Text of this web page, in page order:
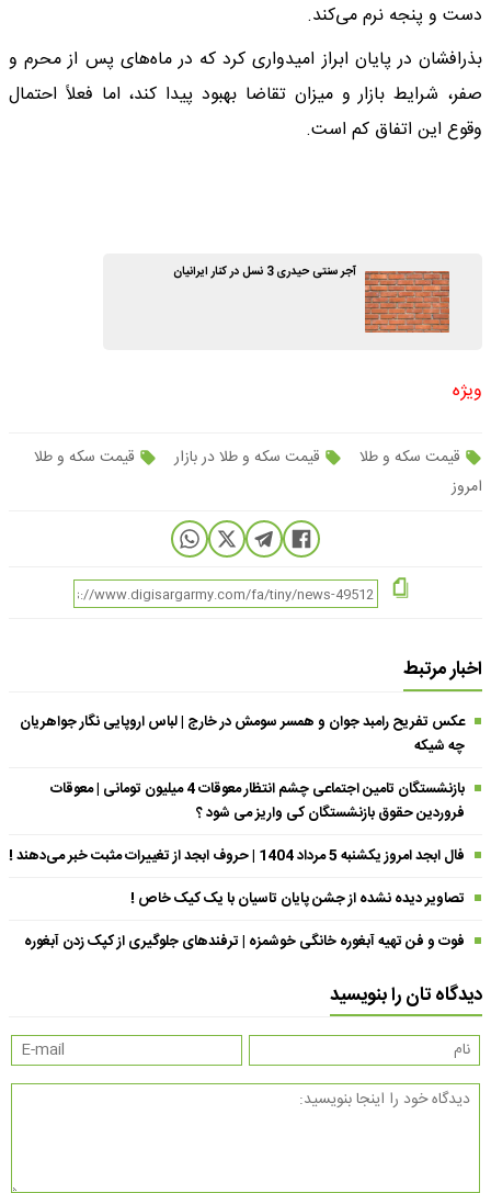
دست و پنجه نرم می‌کند.
بذرافشان در پایان ابراز امیدواری کرد که در ماه‌های پس از محرم و
صفر، شرایط بازار و میزان تقاضا بهبود پیدا کند، اما فعلاً احتمال
وقوع این اتفاق کم است.
آجر سنتی حیدری 3 نسل در کنار ایرانیان
ویژه
قیمت سکه و طلا قیمت سکه و طلا در بازار
قیمت سکه و طلا
امروز
اخبار مرتبط
عکس تفریح رامبد جوان و همسر سومش در خارج | لباس اروپایی نگار جواهریان
چه شیکه
بازنشستگان تامین اجتماعی چشم انتظار معوقات 4 میلیون تومانی | معوقات
فروردین حقوق بازنشستگان کی واریز می شود ؟
فال ابجد امروز یکشنبه 5 مرداد 1404 | حروف ابجد از تغییرات مثبت خبر می‌دهند !
تصاویر دیده نشده از جشن پایان تاسیان با یک کیک خاص !
فوت و فن تهیه آبغوره خانگی خوشمزه | ترفندهای جلوگیری از کپک زدن آبغوره
دیدگاه تان را بنویسید